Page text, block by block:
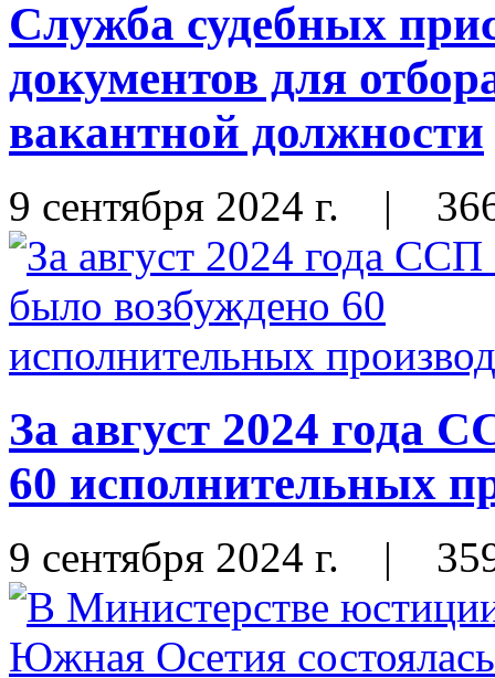
Служба судебных
документов для
вакантной должности
9 сентября 2024 г. |
За август 2024 года
60 исполнительных
9 сентября 2024 г. |